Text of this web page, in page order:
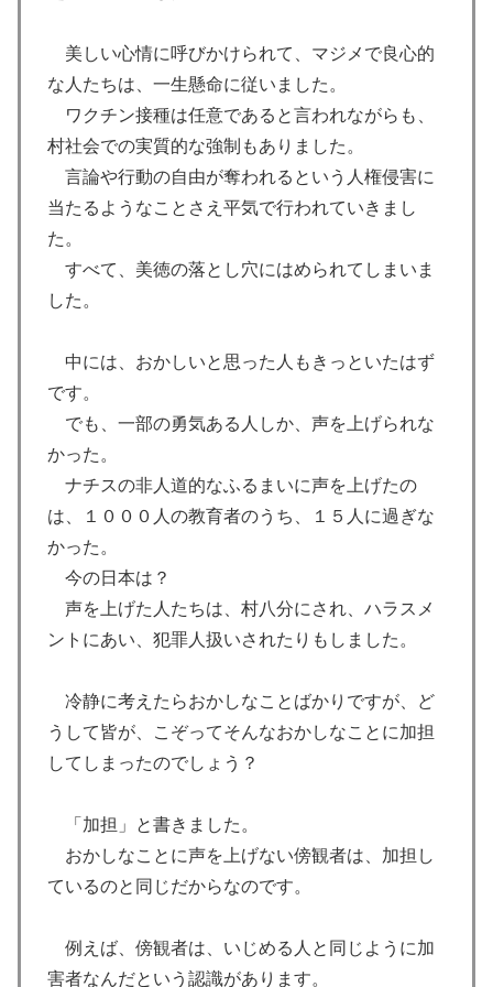
美しい心情に呼びかけられて、マジメで良心的
な人たちは、一生懸命に従いました。
ワクチン接種は任意であると言われながらも、
村社会での実質的な強制もありました。
言論や行動の自由が奪われるという人権侵害に
当たるようなことさえ平気で行われていきまし
た。
すべて、美徳の落とし穴にはめられてしまいま
した。
中には、おかしいと思った人もきっといたはず
です。
でも、一部の勇気ある人しか、声を上げられな
かった。
ナチスの非人道的なふるまいに声を上げたの
は、１０００人の教育者のうち、１５人に過ぎな
かった。
今の日本は？
声を上げた人たちは、村八分にされ、ハラスメ
ントにあい、犯罪人扱いされたりもしました。
冷静に考えたらおかしなことばかりですが、ど
うして皆が、こぞってそんなおかしなことに加担
してしまったのでしょう？
「加担」と書きました。
おかしなことに声を上げない傍観者は、加担し
ているのと同じだからなのです。
例えば、傍観者は、いじめる人と同じように加
害者なんだという認識があります。